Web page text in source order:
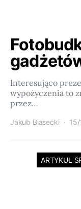
Interesująco
wypożyczenia to
przez…
Jakub Biasecki
ARTYKUŁ